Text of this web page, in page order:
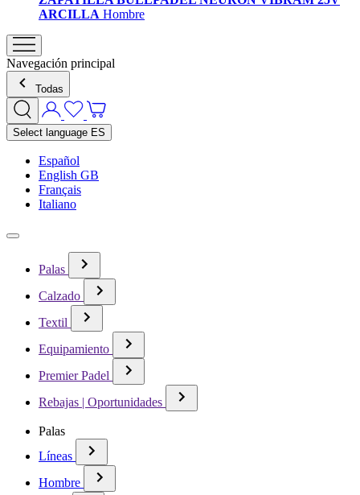
ARCILLA Hombre
Navegación principal
Todas
Select language ES
Español
English GB
Français
Italiano
Palas
Calzado
Textil
Equipamiento
Premier Padel
Rebajas | Oportunidades
Palas
Líneas
Hombre